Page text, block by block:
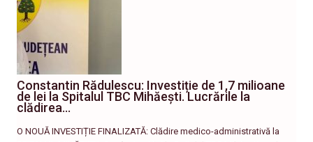
Constantin Rădulescu: Investiție de 1,7 milioane
de lei la Spitalul TBC Mihăești. Lucrările la
clădirea…
O NOUĂ INVESTIȚIE FINALIZATĂ: Clădire medico-administrativă la